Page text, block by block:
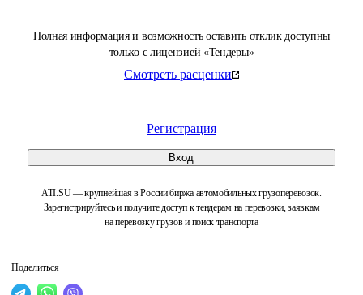
Полная информация и возможность оставить отклик доступны
только с лицензией «Тендеры»
Смотреть расценки
Регистрация
Вход
ATI.SU — крупнейшая в России биржа автомобильных грузоперевозок.
Зарегистрируйтесь и получите доступ к тендерам на перевозки, заявкам
на перевозку грузов и поиск транспорта
Поделиться